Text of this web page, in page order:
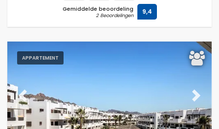
Gemiddelde beoordeling
2 Beoordelingen 9,4
APPARTEMENT
Previous Next